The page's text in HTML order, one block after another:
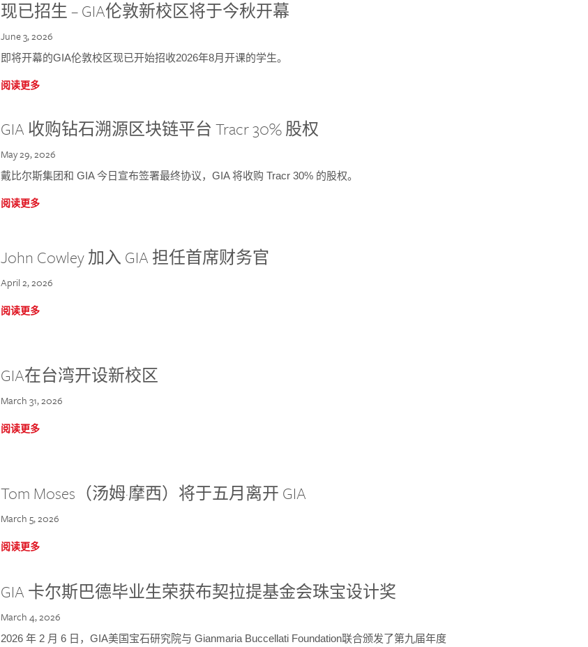
现已招生 – GIA伦敦新校区将于今秋开幕
June 3, 2026
即将开幕的GIA伦敦校区现已开始招收2026年8月开课的学生。
阅读更多
GIA 收购钻石溯源区块链平台 Tracr 30% 股权
May 29, 2026
戴比尔斯集团和 GIA 今日宣布签署最终协议，GIA 将收购 Tracr 30% 的股权。
阅读更多
John Cowley 加入 GIA 担任首席财务官
April 2, 2026
阅读更多
GIA在台湾开设新校区
March 31, 2026
阅读更多
Tom Moses（汤姆·摩西）将于五月离开 GIA
March 5, 2026
阅读更多
GIA 卡尔斯巴德毕业生荣获布契拉提基金会珠宝设计奖
March 4, 2026
2026 年 2 月 6 日，GIA美国宝石研究院与 Gianmaria Buccellati Foundation联合颁发了第九届年度